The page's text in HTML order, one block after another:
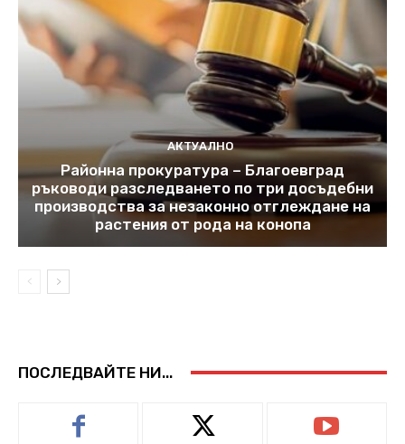
АКТУАЛНО
Районна прокуратура – Благоевград
ръководи разследването по три досъдебни
производства за незаконно отглеждане на
растения от рода на конопа
ПОСЛЕДВАЙТЕ НИ...